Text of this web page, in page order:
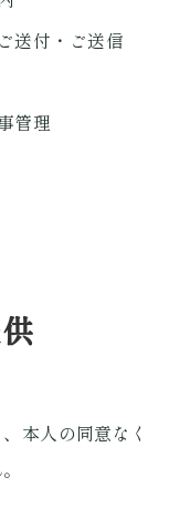
送付・ご送信
管理
本人の同意なく